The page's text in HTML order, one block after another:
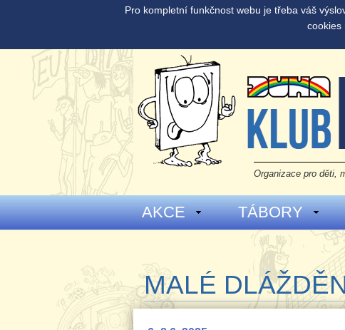
Pro kompletní funkčnost webu je třeba váš
cookies
Organizace pro děti,
AKCE TÁBORY
MALÉ